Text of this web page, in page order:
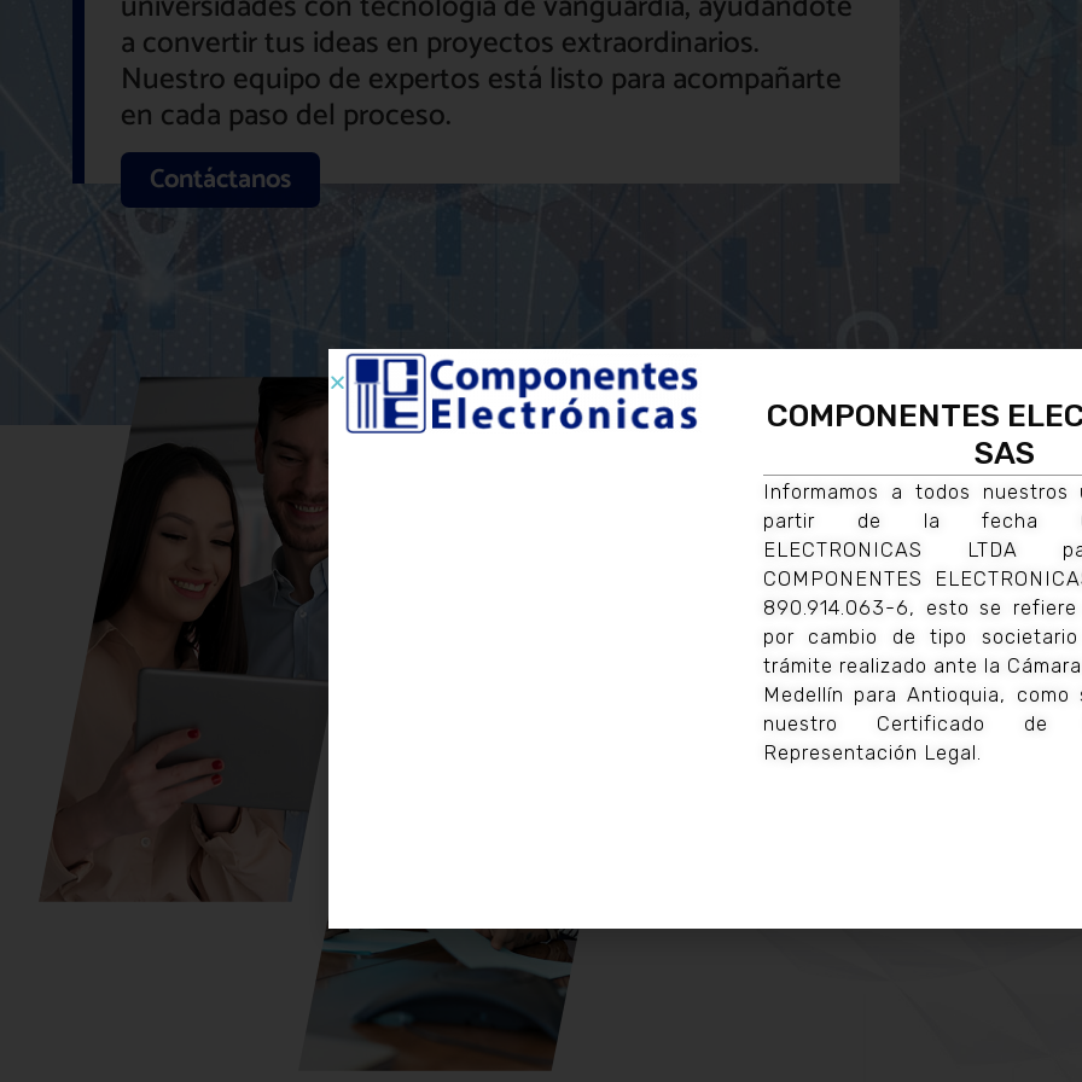
a convertir tus ideas en proyectos extraordinarios.
Nuestro equipo de expertos está listo para acompañarte
en cada paso del proceso.
Contáctanos
Cómo empezar
Obtenga
efectivas y
La oferta de Componentes Electrónicas
necesidad concreta, validar valor en un
implementaciones de mayor alcance
COMPONENTES
SAS
Informamos a todos nuestros
partir de la fecha
ELECTRONICAS
COMPONENTES
890.914.063-6, esto se
por cambio de tipo
trámite realizado ante la
Medellín para Antioquia, como
nuestro Certificado de
Representación Legal.